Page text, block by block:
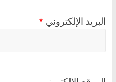
البريد الإلكتروني *